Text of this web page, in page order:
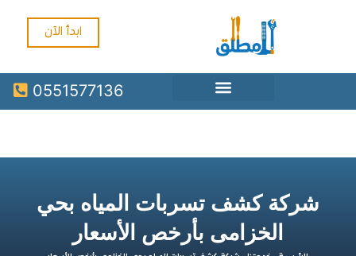
0551577136
كشف تسربات المياه بحي
الخزامى بأرخص الأسعار